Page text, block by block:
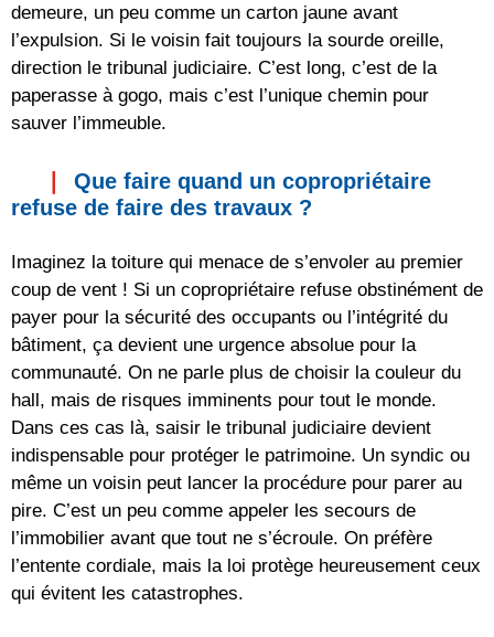
demeure, un peu comme un carton jaune avant
l’expulsion. Si le voisin fait toujours la sourde oreille,
direction le tribunal judiciaire. C’est long, c’est de la
paperasse à gogo, mais c’est l’unique chemin pour
sauver l’immeuble.
Que faire quand un copropriétaire
refuse de faire des travaux ?
Imaginez la toiture qui menace de s’envoler au premier
coup de vent ! Si un copropriétaire refuse obstinément de
payer pour la sécurité des occupants ou l’intégrité du
bâtiment, ça devient une urgence absolue pour la
communauté. On ne parle plus de choisir la couleur du
hall, mais de risques imminents pour tout le monde.
Dans ces cas là, saisir le tribunal judiciaire devient
indispensable pour protéger le patrimoine. Un syndic ou
même un voisin peut lancer la procédure pour parer au
pire. C’est un peu comme appeler les secours de
l’immobilier avant que tout ne s’écroule. On préfère
l’entente cordiale, mais la loi protège heureusement ceux
qui évitent les catastrophes.